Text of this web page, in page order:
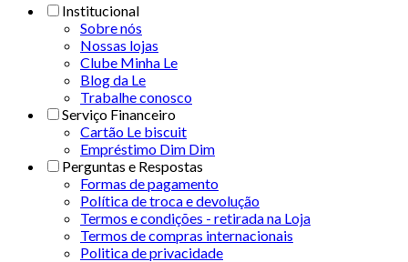
Institucional
Sobre nós
Nossas lojas
Clube Minha Le
Blog da Le
Trabalhe conosco
Serviço Financeiro
Cartão Le biscuit
Empréstimo Dim Dim
Perguntas e Respostas
Formas de pagamento
Política de troca e devolução
Termos e condições - retirada na Loja
Termos de compras internacionais
Politica de privacidade